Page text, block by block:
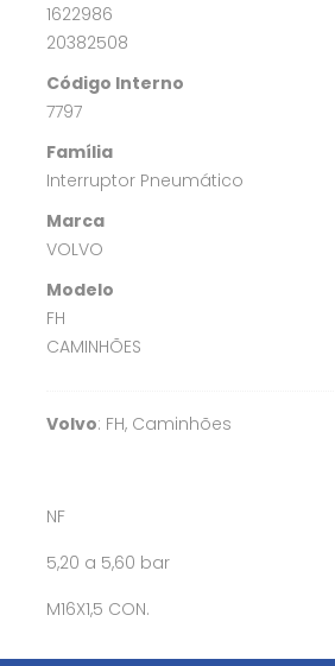
1622986
20382508
Código Interno
7797
Família
Interruptor Pneumático
Marca
VOLVO
Modelo
FH
CAMINHÕES
Volvo: FH, Caminhões
NF
5,20 a 5,60 bar
M16X1,5 CON.